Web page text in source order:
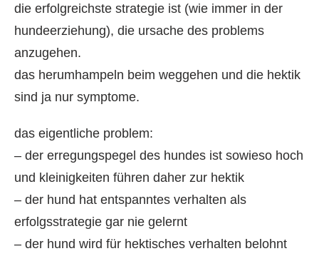
die erfolgreichste strategie ist (wie immer in der
hundeerziehung), die ursache des problems
anzugehen.
das herumhampeln beim weggehen und die hektik
sind ja nur symptome.
das eigentliche problem:
– der erregungspegel des hundes ist sowieso hoch
und kleinigkeiten führen daher zur hektik
– der hund hat entspanntes verhalten als
erfolgsstrategie gar nie gelernt
– der hund wird für hektisches verhalten belohnt